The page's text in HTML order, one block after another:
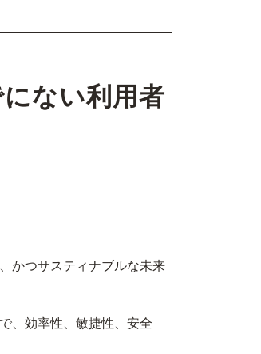
ない利用者
かつサスティナブルな未来
、効率性、敏捷性、安全